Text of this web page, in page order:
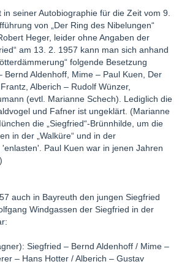
seiner Autobiographie für die Zeit vom 9.
von „Der Ring des Nibelungen“
Heger, leider ohne Angaben der
am 13. 2. 1957 kann man sich anhand
folgende Besetzung
Bernd Aldenhoff, Mime – Paul Kuen, Der
Alberich – Rudolf Wünzer,
(evtl. Marianne Schech). Lediglich die
und Fafner ist ungeklärt. (Marianne
die „Siegfried“-Brünnhilde, um die
in der „Walküre“ und in der
'enlasten'. Paul Kuen war in jenen Jahren
auch in Bayreuth den jungen Siegfried
Windgassen der Siegfried in der
Siegfried – Bernd Aldenhoff / Mime –
– Hans Hotter / Alberich – Gustav